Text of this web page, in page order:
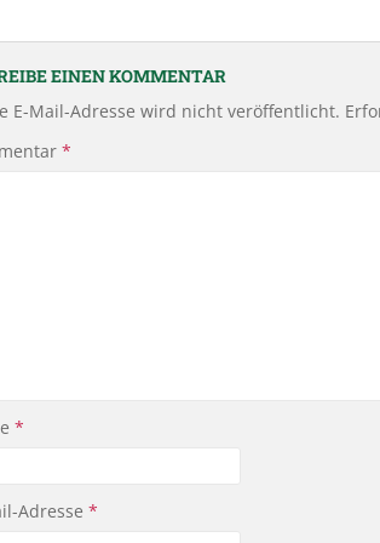
EINEN KOMMENTAR
E-Mail-Adresse wird nicht veröffentlicht.
*
*
Adresse *